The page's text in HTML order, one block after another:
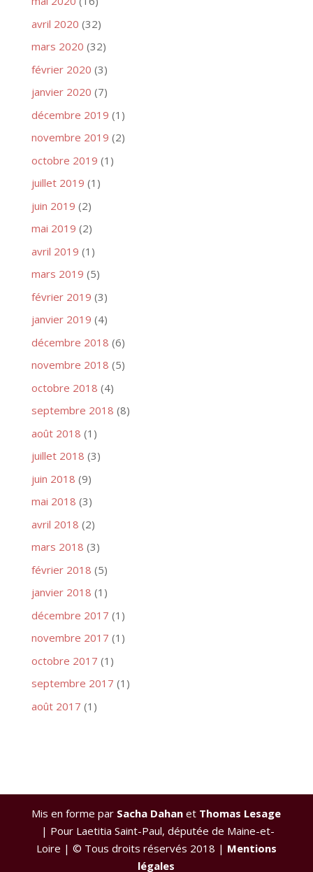
avril 2020 (32)
mars 2020 (32)
février 2020 (3)
janvier 2020 (7)
décembre 2019 (1)
novembre 2019 (2)
octobre 2019 (1)
juillet 2019 (1)
juin 2019 (2)
mai 2019 (2)
avril 2019 (1)
mars 2019 (5)
février 2019 (3)
janvier 2019 (4)
décembre 2018 (6)
novembre 2018 (5)
octobre 2018 (4)
septembre 2018 (8)
août 2018 (1)
juillet 2018 (3)
juin 2018 (9)
mai 2018 (3)
avril 2018 (2)
mars 2018 (3)
février 2018 (5)
janvier 2018 (1)
décembre 2017 (1)
novembre 2017 (1)
octobre 2017 (1)
septembre 2017 (1)
août 2017 (1)
Mis en forme par Sacha Dahan et Thomas Lesage
| Pour Laetitia Saint-Paul, députée de Maine-et-
Loire | © Tous droits réservés 2018 | Mentions
légales